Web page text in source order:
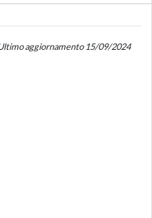
aggiornamento 15/09/2024